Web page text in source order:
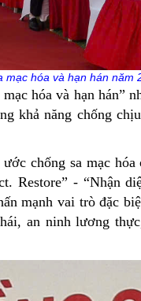
mạc hóa và hạn hán năm
hóa và hạn hán”
khả năng chống
chống sa mạc
Restore” - “Nhận
mạnh vai trò đặc
an ninh lương